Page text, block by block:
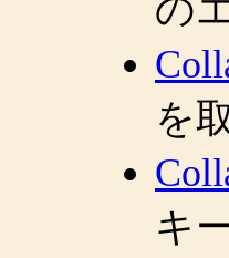
の
を
キ